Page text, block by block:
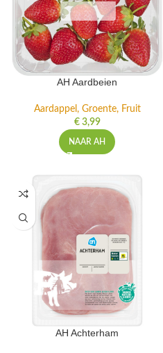
AH Aardbeien
Aardappel, Groente, Fruit
€3,99
NAAR AH
AH Achterham